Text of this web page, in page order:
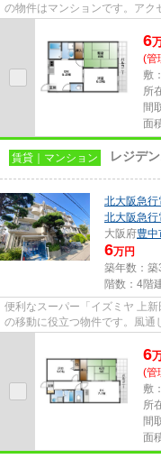
の物件はマンションです。アク
6
(管
敷
所
間
面
賃貸｜マンション レジデ
北大阪急行
北大阪急行
大阪府豊中
6万円
築年数：築
階数：4階
便利なスーパー「イズミヤ 上
の移動に役立つ物件です。風通
6
(管
敷
所
間
面